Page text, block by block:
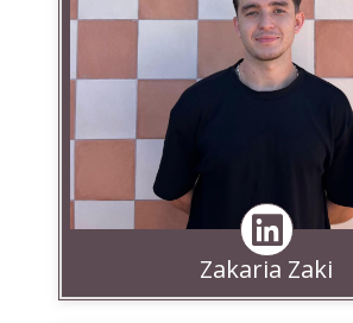
Zakaria Zaki